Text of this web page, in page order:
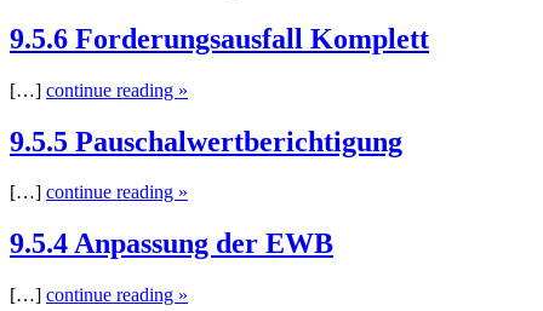
9.5.6 Forderungsausfall Komplett
[…] continue reading »
9.5.5 Pauschalwertberichtigung
[…] continue reading »
9.5.4 Anpassung der EWB
[…] continue reading »